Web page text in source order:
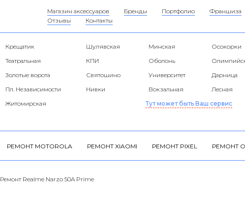
Магазин аксессуаров Бренды Портфолио Франшиза
Отзывы
Контакты
Крещатик Шулявская Минская
Осокорки
Театральная
КПИ Оболонь
Золотые ворота
Святошино Университет
Дарница
Пл. Независимости
Нивки Вокзальная
Лесная
Житомирская
Тут может быть Ваш сервис
РЕМОНТ MOTOROLA РЕМОНТ XIAOMI РЕМОНТ PIXEL РЕМОНТ
Ремонт Realme Narzo 50A Prime